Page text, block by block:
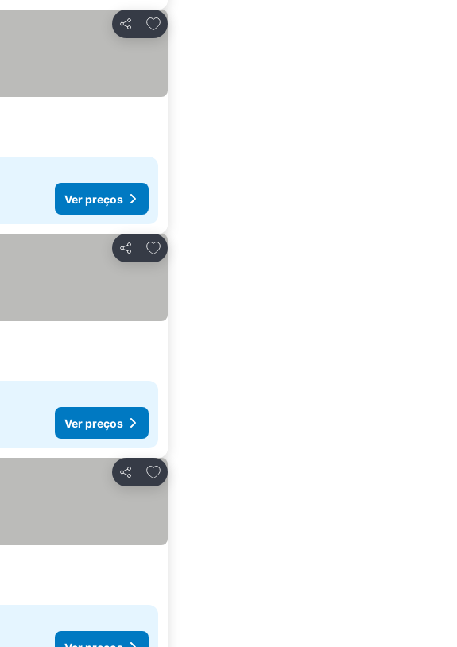
Partilhar
Adicionar aos favoritos
Ver preços
Partilhar
Adicionar aos favoritos
Ver preços
Partilhar
Adicionar aos favoritos